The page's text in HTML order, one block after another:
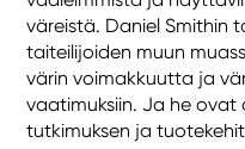
väreistä. Daniel Smithin
taiteilijoiden muun
värin voimakkuutta ja
vaatimuksiin. Ja he ovat
tutkimuksen ja